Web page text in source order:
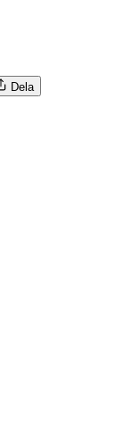
Dela